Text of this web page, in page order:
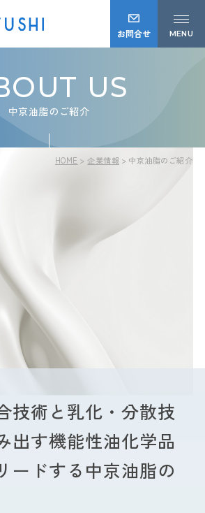
お問合せ MENU
US
中京油脂のご紹介
HOME 企業情報 中京油脂のご紹介
技術と乳化・分散技
出す機能性油化学品
ードする中京油脂の